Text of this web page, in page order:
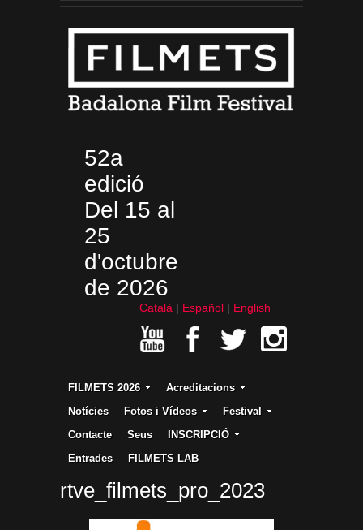
52a
edició
Del 15 al
25
d'octubre
de 2026
Català Español English
FILMETS 2026
Acreditacions
Notícies
Fotos i Vídeos
Festival
Contacte
Seus
INSCRIPCIÓ
Entrades
FILMETS LAB
rtve_filmets_pro_2023